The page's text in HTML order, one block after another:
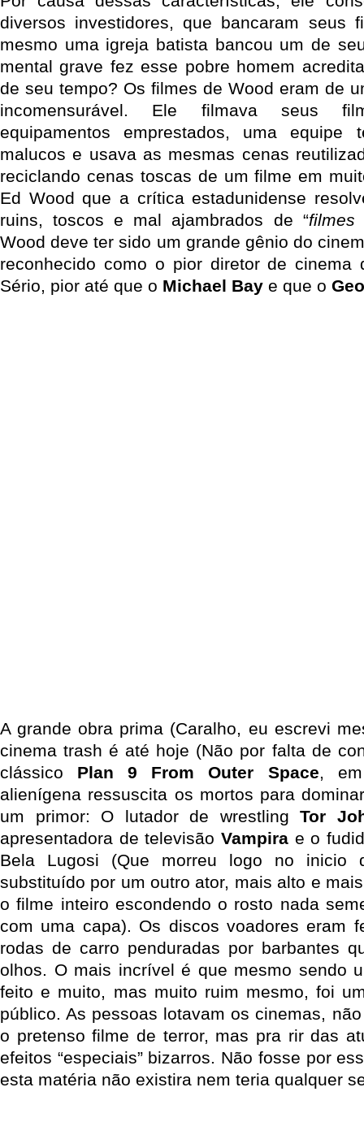
diversos investidores, que bancaram seus
mesmo uma igreja batista bancou um de
mental grave fez esse pobre homem
de seu tempo? Os filmes de Wood eram de
incomensurável. Ele filmava seus
equipamentos emprestados, uma equipe
malucos e usava as mesmas cenas
reciclando cenas toscas de um filme em
Ed Wood que a crítica estadunidense
ruins, toscos e mal ajambrados de “filmes
Wood deve ter sido um grande gênio do
reconhecido como o pior diretor de cinema
Sério, pior até que o Michael Bay e que o
A grande obra prima (Caralho, eu escrevi
cinema trash é até hoje (Não por falta de
clássico Plan 9 From Outer Space,
alienígena ressuscita os mortos para
um primor: O lutador de wrestlingTor
apresentadora de televisão Vampirae o
Bela Lugosi (Que morreu logo no inicio
substituído por um outro ator, mais alto e
o filme inteiro escondendo o rosto nada
com uma capa). Os discos voadores eram
rodas de carro penduradas por barbantes
olhos. O mais incrível é que mesmo sendo
feito e muito, mas muito ruim mesmo, foi
público. As pessoas lotavam os cinemas,
o pretenso filme de terror, mas pra rir das
efeitos “especiais” bizarros. Não fosse por
esta matéria não existira nem teria qualquer